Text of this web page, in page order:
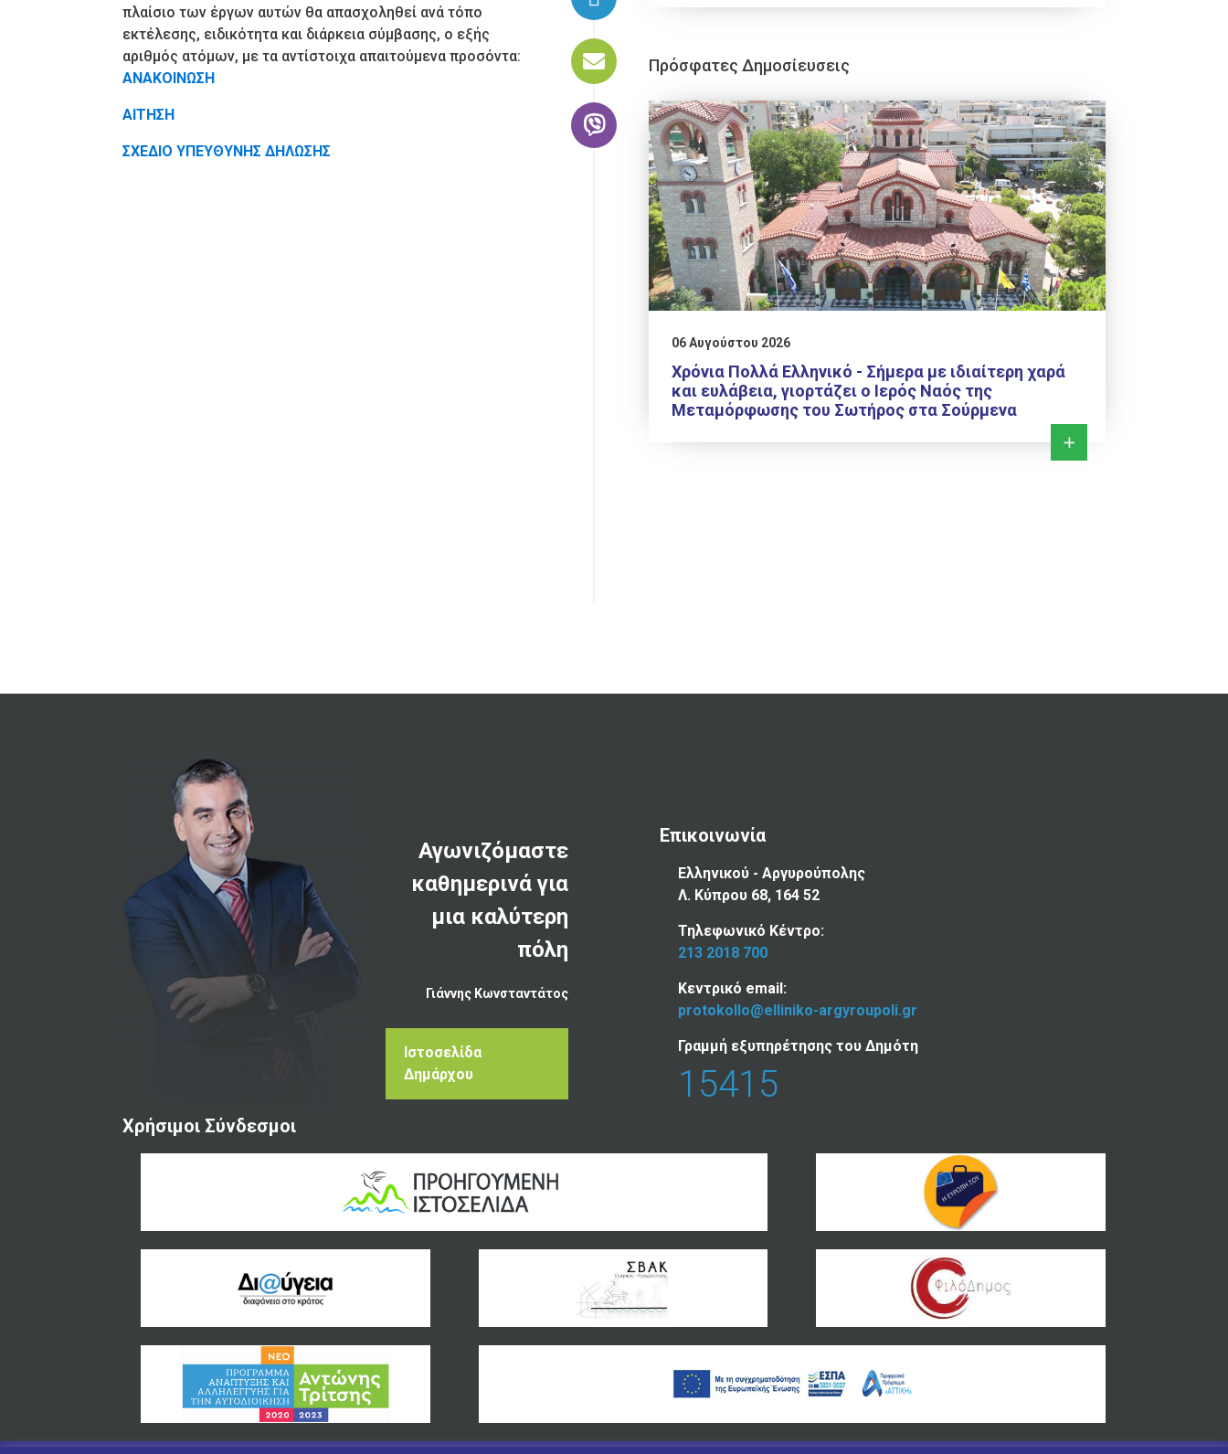
πλαίσιο των έργων αυτών θα απασχοληθεί ανά τόπο
εκτέλεσης, ειδικότητα και διάρκεια σύμβασης, ο εξής
αριθμός ατόμων, με τα αντίστοιχα απαιτούμενα προσόντα:
ΑΝΑΚΟΙΝΩΣΗ
ΑΙΤΗΣΗ
ΣΧΕΔΙΟ ΥΠΕΥΘΥΝΗΣ ΔΗΛΩΣΗΣ
Πρόσφατες Δημοσίευσεις
06 Αυγούστου 2026
Χρόνια Πολλά Ελληνικό - Σήμερα με ιδιαίτερη χαρά
και ευλάβεια, γιορτάζει ο Ιερός Ναός της
Μεταμόρφωσης του Σωτήρος στα Σούρμενα
Αγωνιζόμαστε
καθημερινά για
μια καλύτερη
πόλη
Γιάννης Κωνσταντάτος
Ιστοσελίδα
Δημάρχου
Επικοινωνία
Ελληνικού - Αργυρούπολης
Λ. Κύπρου 68, 164 52
Τηλεφωνικό Κέντρο:
213 2018 700
Κεντρικό email:
protokollo@elliniko-argyroupoli.gr
Γραμμή εξυπηρέτησης του Δημότη
15415
Χρήσιμοι Σύνδεσμοι